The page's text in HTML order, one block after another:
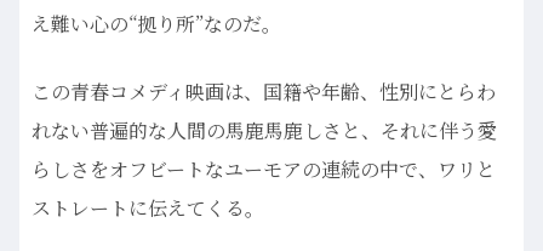
え難い心の“拠り所”なのだ。
この青春コメディ映画は、国籍や年齢、性別にとらわ
れない普遍的な人間の馬鹿馬鹿しさと、それに伴う愛
らしさをオフビートなユーモアの連続の中で、ワリと
ストレートに伝えてくる。